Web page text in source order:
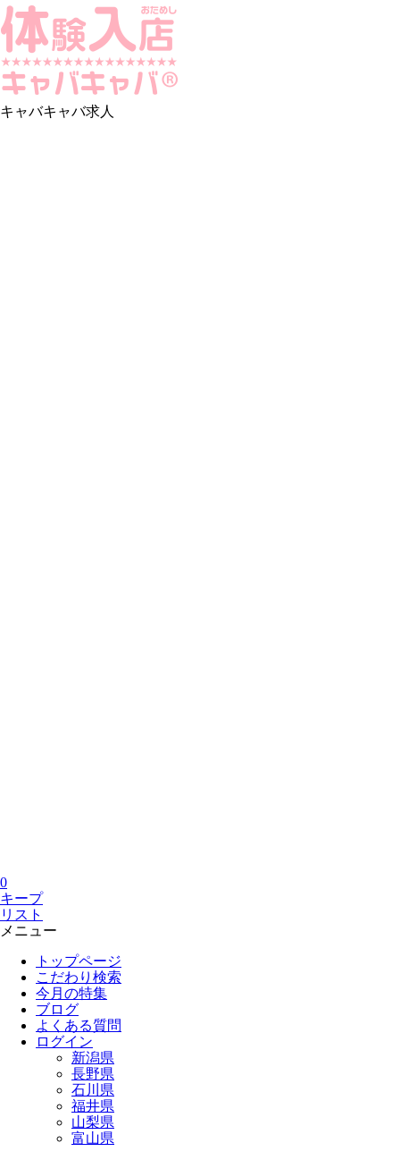
キャバキャバ求人
0
キープ
リスト
メニュー
トップページ
こだわり検索
今月の特集
ブログ
よくある質問
ログイン
新潟県
長野県
石川県
福井県
山梨県
富山県